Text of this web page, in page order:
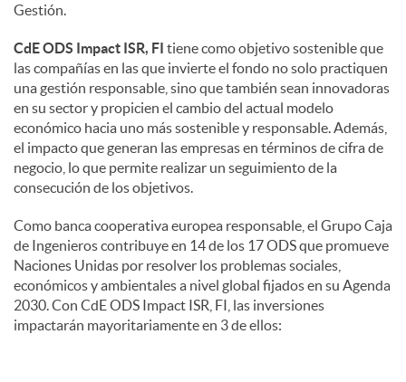
Gestión.
CdE ODS Impact ISR, FI tiene como objetivo sostenible que
las compañías en las que invierte el fondo no solo practiquen
una gestión responsable, sino que también sean innovadoras
en su sector y propicien el cambio del actual modelo
económico hacia uno más sostenible y responsable. Además,
el impacto que generan las empresas en términos de cifra de
negocio, lo que permite realizar un seguimiento de la
consecución de los objetivos.
Como banca cooperativa europea responsable, el Grupo Caja
de Ingenieros contribuye en 14 de los 17 ODS que promueve
Naciones Unidas por resolver los problemas sociales,
económicos y ambientales a nivel global fijados en su Agenda
2030. Con CdE ODS Impact ISR, FI, las inversiones
impactarán mayoritariamente en 3 de ellos: